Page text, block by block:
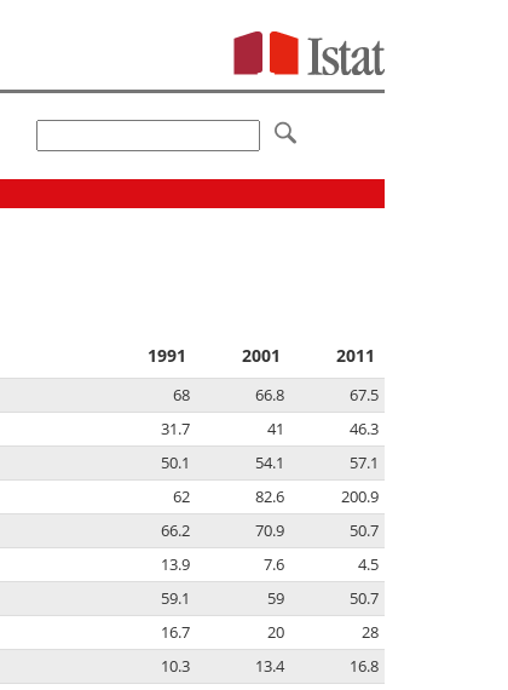
1991 2001 2011
68 66.8
67.5
31.7 41
46.3
50.1 54.1
57.1
62 82.6
200.9
66.2 70.9
50.7
13.9 7.6
4.5
59.1 59
50.7
16.7 20
28
10.3 13.4
16.8